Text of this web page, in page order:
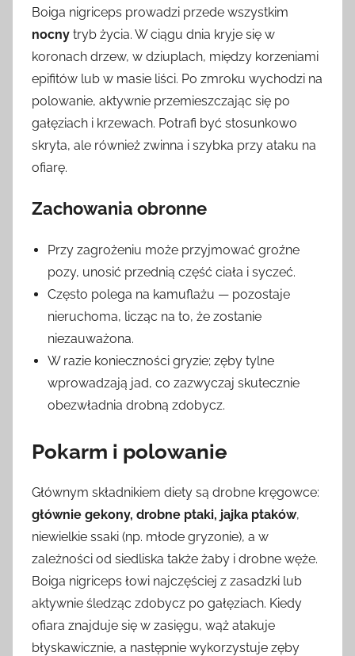
Boiga nigriceps prowadzi przede wszystkim
nocny tryb życia. W ciągu dnia kryje się w
koronach drzew, w dziuplach, między korzeniami
epifitów lub w masie liści. Po zmroku wychodzi na
polowanie, aktywnie przemieszczając się po
gałęziach i krzewach. Potrafi być stosunkowo
skryta, ale również zwinna i szybka przy ataku na
ofiarę.
Zachowania obronne
Przy zagrożeniu może przyjmować groźne
pozy, unosić przednią część ciała i syczeć.
Często polega na kamuflażu — pozostaje
nieruchoma, licząc na to, że zostanie
niezauważona.
W razie konieczności gryzie; zęby tylne
wprowadzają jad, co zazwyczaj skutecznie
obezwładnia drobną zdobycz.
Pokarm i polowanie
Głównym składnikiem diety są drobne kręgowce:
głównie gekony, drobne ptaki, jajka ptaków,
niewielkie ssaki (np. młode gryzonie), a w
zależności od siedliska także żaby i drobne węże.
Boiga nigriceps łowi najczęściej z zasadzki lub
aktywnie śledząc zdobycz po gałęziach. Kiedy
ofiara znajduje się w zasięgu, wąż atakuje
błyskawicznie, a następnie wykorzystuje zęby